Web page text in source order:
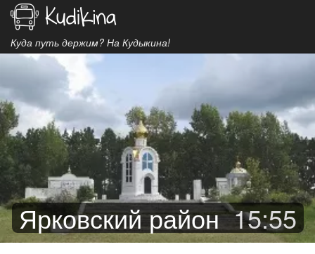
Куда путь держим? На Кудыкина!
Ярковский район 15:55